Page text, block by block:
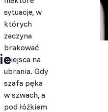
sytuacje, w
których
zaczyna
brakować
miejsca na
ubrania. Gdy
szafa pęka
w szwach, a
pod łóżkiem